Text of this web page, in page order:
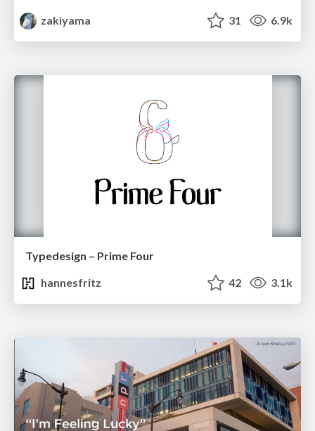
zakiyama
31 6.9k
Typedesign – Prime Four
hannesfritz
42 3.1k